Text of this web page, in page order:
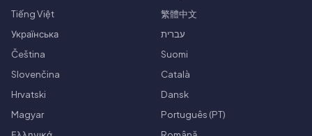
Tiếng Việt
繁體中文
Українська
עברית
Čeština
Suomi
Slovenčina
Català
Hrvatski
Dansk
Magyar
Português (PT)